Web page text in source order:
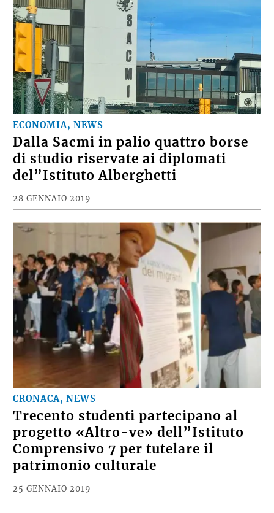
ECONOMIA, NEWS
Dalla Sacmi in palio quattro borse
di studio riservate ai diplomati
del”Istituto Alberghetti
28 GENNAIO 2019
CRONACA, NEWS
Trecento studenti partecipano al
progetto «Altro-ve» dell”Istituto
Comprensivo 7 per tutelare il
patrimonio culturale
25 GENNAIO 2019